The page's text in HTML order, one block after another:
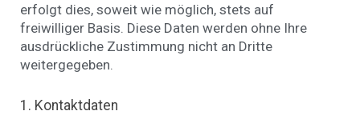
erfolgt dies, soweit wie möglich, stets auf
freiwilliger Basis. Diese Daten werden ohne Ihre
ausdrückliche Zustimmung nicht an Dritte
weitergegeben.
1. Kontaktdaten